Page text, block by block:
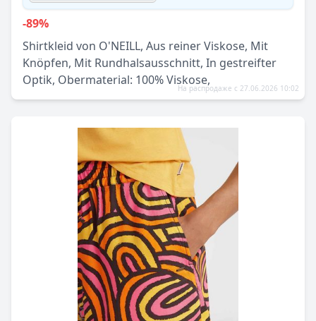
-89%
Shirtkleid von O'NEILL, Aus reiner Viskose, Mit
Knöpfen, Mit Rundhalsausschnitt, In gestreifter
Optik, Obermaterial: 100% Viskose,
На распродаже с 27.06.2026 10:02